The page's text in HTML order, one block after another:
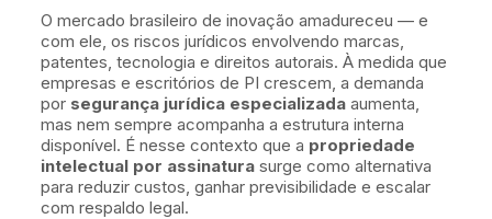
O mercado brasileiro de inovação amadureceu — e
com ele, os riscos jurídicos envolvendo marcas,
patentes, tecnologia e direitos autorais. À medida que
empresas e escritórios de PI crescem, a demanda
por segurança jurídica especializadaaumenta,
mas nem sempre acompanha a estrutura interna
disponível. É nesse contexto que a propriedade
intelectual por assinaturasurge como alternativa
para reduzir custos, ganhar previsibilidade e escalar
com respaldo legal.